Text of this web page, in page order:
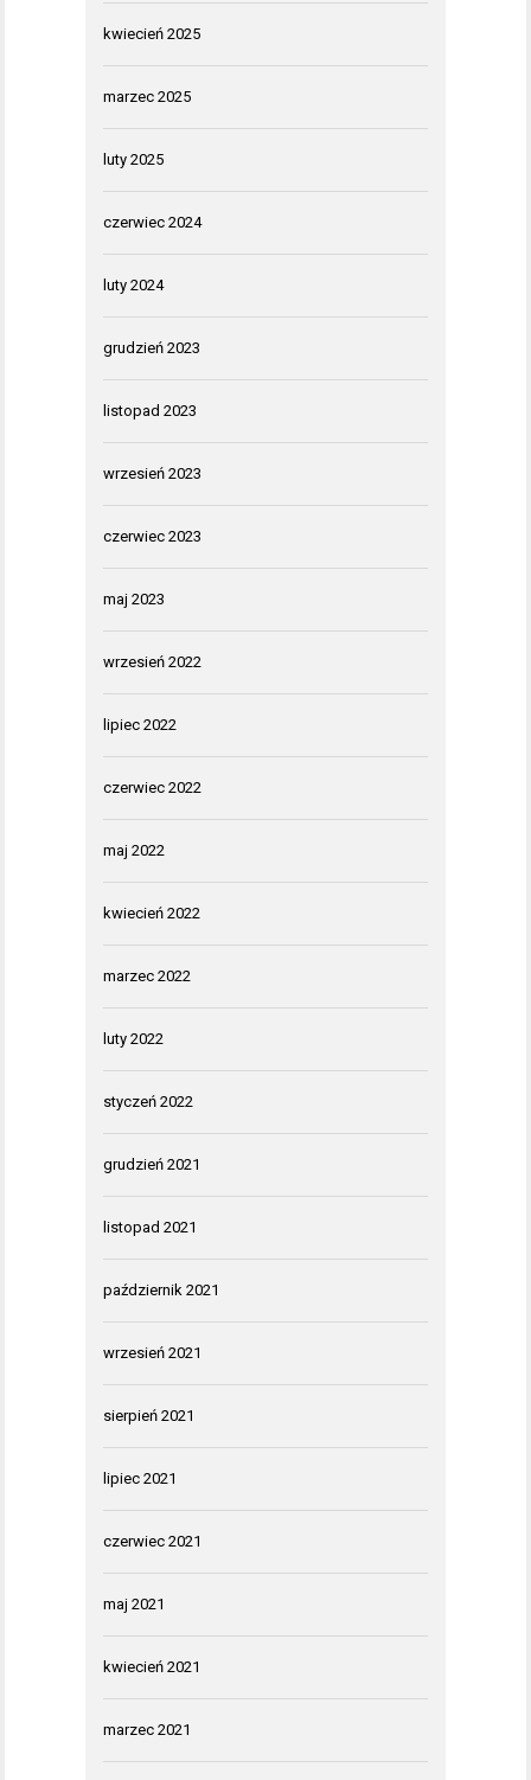
kwiecień 2025
marzec 2025
luty 2025
czerwiec 2024
luty 2024
grudzień 2023
listopad 2023
wrzesień 2023
czerwiec 2023
maj 2023
wrzesień 2022
lipiec 2022
czerwiec 2022
maj 2022
kwiecień 2022
marzec 2022
luty 2022
styczeń 2022
grudzień 2021
listopad 2021
październik 2021
wrzesień 2021
sierpień 2021
lipiec 2021
czerwiec 2021
maj 2021
kwiecień 2021
marzec 2021